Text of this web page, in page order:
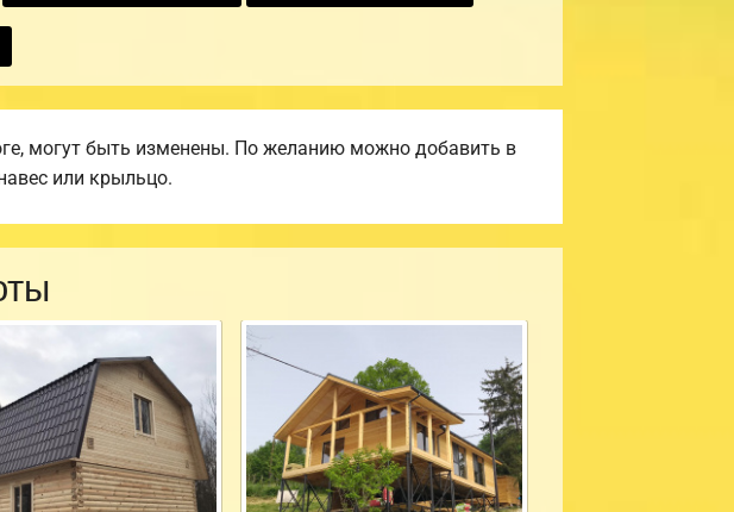
могут быть изменены. По желанию можно добавить в
или крыльцо.